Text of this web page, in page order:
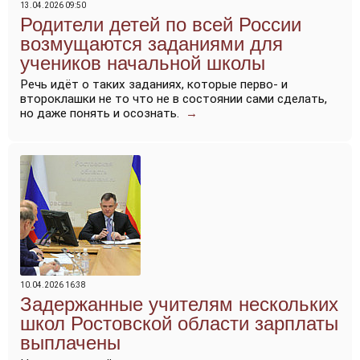
13.04.2026 09:50
Родители детей по всей России
возмущаются заданиями для
учеников начальной школы
Речь идёт о таких заданиях, которые перво- и
второклашки не то что не в состоянии сами сделать,
но даже понять и осознать.
→
10.04.2026 16:38
Задержанные учителям нескольких
школ Ростовской области зарплаты
выплачены